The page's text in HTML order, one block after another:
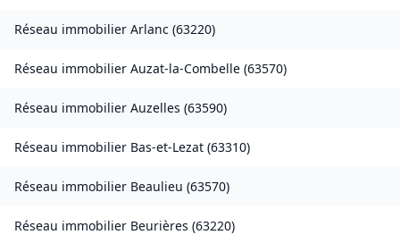
Réseau immobilier Arlanc (63220)
Réseau immobilier Auzat-la-Combelle (63570)
Réseau immobilier Auzelles (63590)
Réseau immobilier Bas-et-Lezat (63310)
Réseau immobilier Beaulieu (63570)
Réseau immobilier Beurières (63220)